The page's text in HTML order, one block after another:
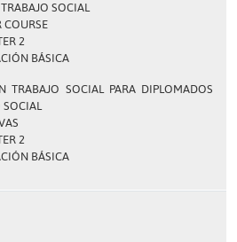
SOCIAL
COURSE
2
BÁSICA
TRABAJO SOCIAL PARA DIPLOMADOS
SOCIAL
2
BÁSICA